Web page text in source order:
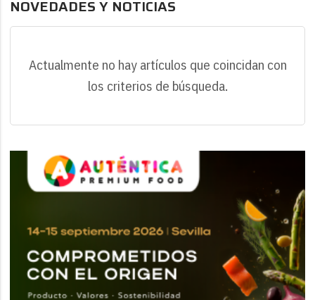
NOVEDADES Y NOTICIAS
Actualmente no hay artículos que coincidan con
los criterios de búsqueda.